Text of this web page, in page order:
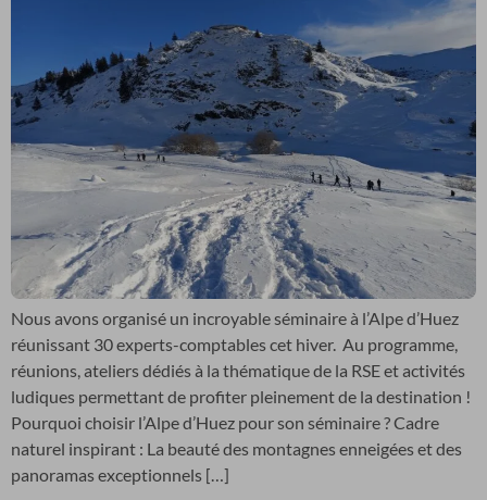
Nous avons organisé un incroyable séminaire à l’Alpe d’Huez
réunissant 30 experts-comptables cet hiver. Au programme,
réunions, ateliers dédiés à la thématique de la RSE et activités
ludiques permettant de profiter pleinement de la destination !
Pourquoi choisir l’Alpe d’Huez pour son séminaire ? Cadre
naturel inspirant : La beauté des montagnes enneigées et des
panoramas exceptionnels […]